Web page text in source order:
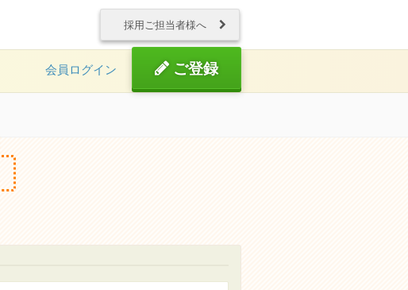
採用ご担当者様へ
会員ログイン ご登録